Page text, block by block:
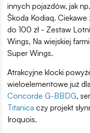
innych pojazdów, jak
Škoda Kodiaq.
do 100 zł - Zestaw
Wings, Na wiejskiej
Super Wings.
Atrakcyjne klocki
wieloelementowe już
Concorde G-BBDG,
Titanica czy projekt
Iroquois.